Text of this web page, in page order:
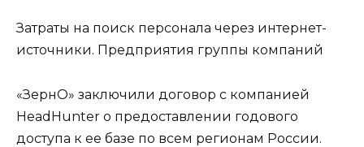
Затраты на поиск персонала через интернет-
источники. Предприятия группы компаний
«ЗернО» заключили договор с компанией
HeadHunter о предоставлении годового
доступа к ее базе по всем регионам России.